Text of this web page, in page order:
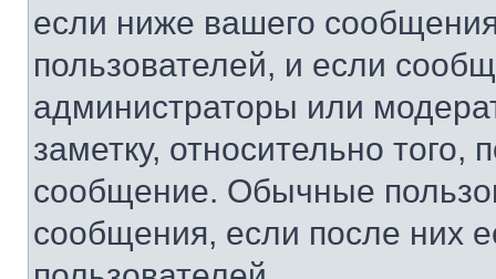
если ниже вашего
пользователей, и если
администраторы или
заметку, относительно
сообщение. Обычные
сообщения, если после них